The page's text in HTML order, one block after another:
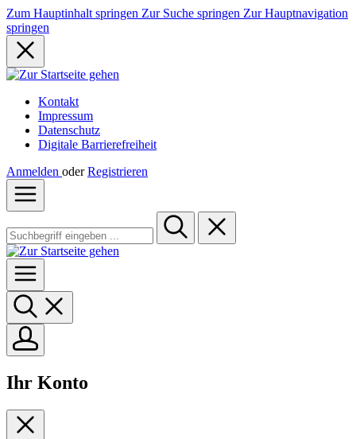
Zum Hauptinhalt springen Zur Suche springen Zur Hauptnavigation
springen
Kontakt
Impressum
Datenschutz
Digitale Barrierefreiheit
Anmelden oder Registrieren
Ihr Konto